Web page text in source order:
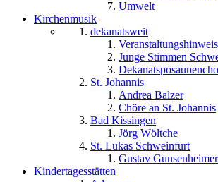
Umwelt
Kirchenmusik
dekanatsweit
Junge Stimmen
St. Johannis
Andrea Balzer
Chöre an St. Johannis
Bad Kissingen
Jörg Wöltche
St. Lukas Schweinfurt
Gustav Gunsenheimer
Kindertagesstätten